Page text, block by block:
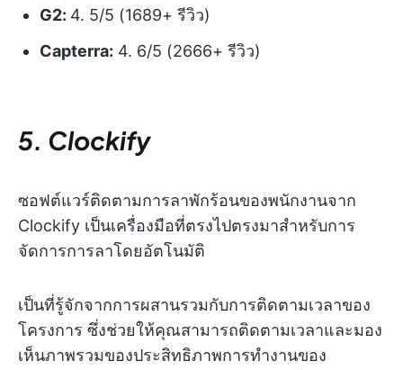
G2: 4. 5/5 (1689+ รีวิว)
Capterra: 4. 6/5 (2666+ รีวิว)
5. Clockify
ซอฟต์แวร์ติดตามการลาพักร้อนของพนักงานจาก
Clockify เป็นเครื่องมือที่ตรงไปตรงมาสำหรับการ
จัดการการลาโดยอัตโนมัติ
เป็นที่รู้จักจากการผสานรวมกับการติดตามเวลาของ
โครงการ ซึ่งช่วยให้คุณสามารถติดตามเวลาและมอง
เห็นภาพรวมของประสิทธิภาพการทำงานของ